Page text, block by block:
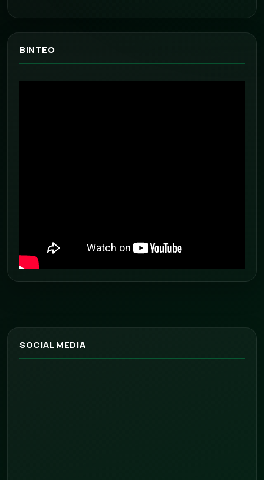
ΒΙΝΤΕΟ
SOCIAL MEDIA